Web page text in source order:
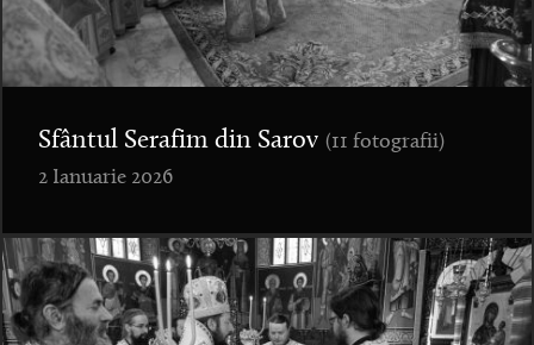
Sfântul Serafim din Sarov (11 fotografii)
2 Ianuarie 2026